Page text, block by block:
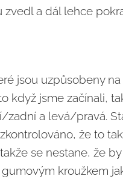
a dál lehce
jsou uzpůsobeny
když jsme začínali,
a levá/pravá.
že to
se nestane, že
kroužkem